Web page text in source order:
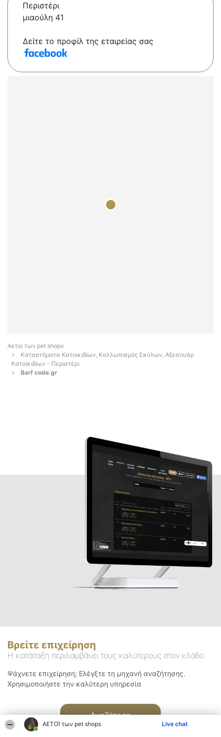
ΑΕΤΟΊ των pet shops Live chat
Περιστέρι
μιαούλη 41
Δείτε το προφίλ της εταιρείας σας
Αετοί των pet shops
Καταστήματα Κατοικιδίων, Καλλωπισμός Σκύλων, Αξεσουάρ
Κατοικιδίων - Περιστέρι
Barf code.gr
Βρείτε επιχείρηση
Η κατάταξη περιλαμβάνει τους καλύτερους στον κλάδο
Ψάχνετε επιχείρηση; Ελέγξτε τη μηχανή αναζήτησης.
Χρησιμοποιήστε την καλύτερη υπηρεσία
Αναζήτηση